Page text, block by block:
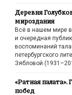
Деревня
мироздания
Всё в нашем мире
и очередная
воспоминаний
петербургского
Зябловой
«Ратная палата».
побед